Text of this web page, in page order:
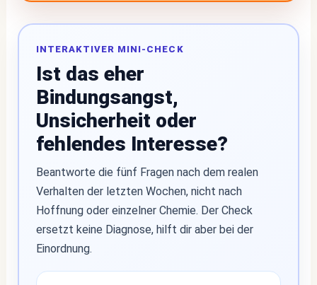
INTERAKTIVER MINI-CHECK
Ist das eher
Bindungsangst,
Unsicherheit oder
fehlendes Interesse?
Beantworte die fünf Fragen nach dem realen
Verhalten der letzten Wochen, nicht nach
Hoffnung oder einzelner Chemie. Der Check
ersetzt keine Diagnose, hilft dir aber bei der
Einordnung.